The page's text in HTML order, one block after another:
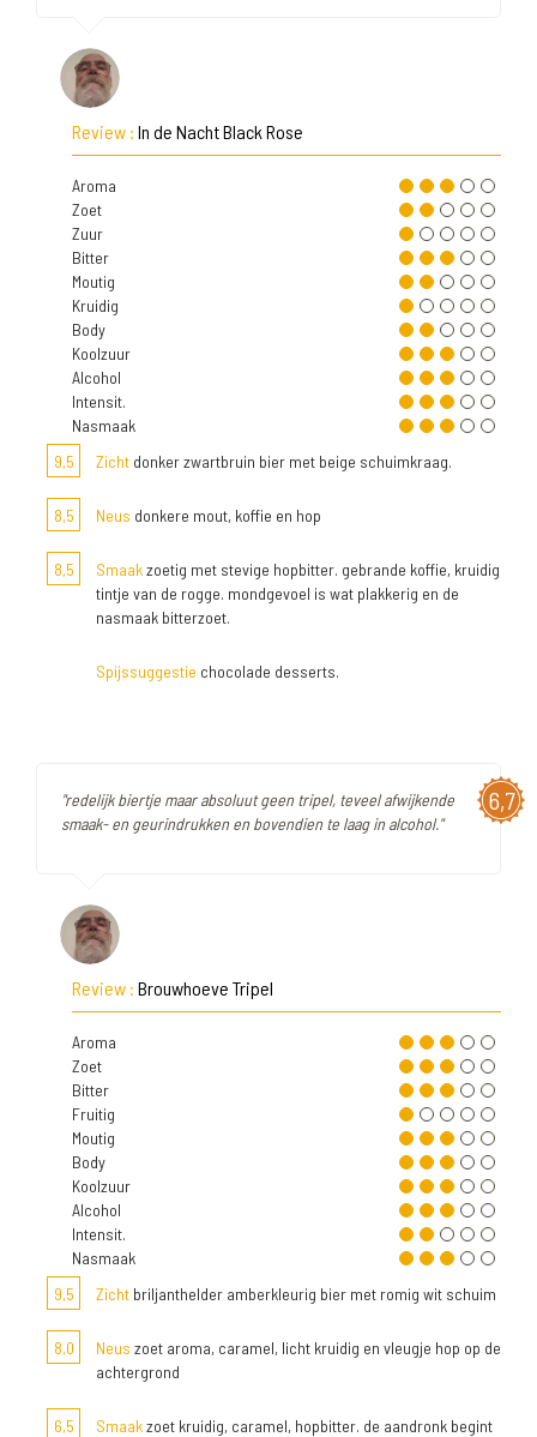
Review : In de Nacht Black Rose
Aroma
Zoet
Zuur
Bitter
Moutig
Kruidig
Body
Koolzuur
Alcohol
Intensit.
Nasmaak
9,5
Zicht donker zwartbruin bier met beige schuimkraag.
8,5 Neus donkere mout, koffie en hop
8,5 Smaakzoetig met stevige hopbitter. gebrande koffie, kruidig
tintje van de rogge. mondgevoel is wat plakkerig en de
nasmaak bitterzoet.
Spijssuggestie chocolade desserts.
6,7
"redelijk biertje maar absoluut geen tripel, teveel afwijkende
smaak- en geurindrukken en bovendien te laag in alcohol."
Review : Brouwhoeve Tripel
Aroma
Zoet
Bitter
Fruitig
Moutig
Body
Koolzuur
Alcohol
Intensit.
Nasmaak
9,5
Zicht briljanthelder amberkleurig bier met romig wit schuim
8,0 Neus zoet aroma, caramel, licht kruidig en vleugje hop op de
achtergrond
6,5 Smaakzoet kruidig, caramel, hopbitter. de aandronk begint